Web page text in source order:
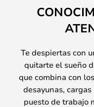
Te despiertas con
quitarte el sueño
que combina con
desayunas,
puesto de trabajo